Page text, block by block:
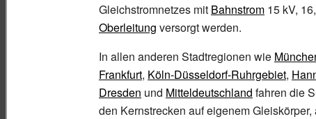
Gleichstromnetzes mit Bahnstrom 15 kV,
Oberleitung versorgt werden.
In allen anderen Stadtregionen wie
Frankfurt, Köln-Düsseldorf-Ruhrgebiet,
Dresden und Mitteldeutschland fahren die
den Kernstrecken auf eigenem